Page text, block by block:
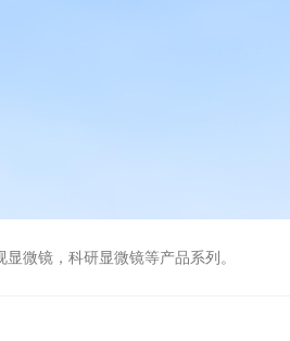
微镜，科研显微镜等产品系列。